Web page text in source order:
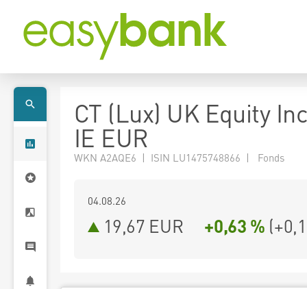
CT (Lux) UK Equity
IE EUR
WKN A2AQE6 | ISIN LU1475748866 | Fonds
04.08.26
19,67 EUR +0,63 % (